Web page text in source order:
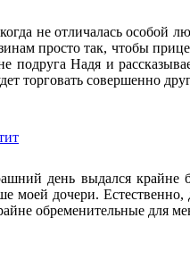
не отличалась особой
просто так, чтобы
подруга Надя и
торговать совершенно
день выдался крайне
моей дочери.
обременительные для